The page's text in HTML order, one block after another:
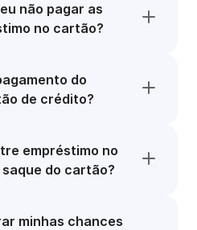
não pagar as
no cartão?
do
de crédito?
empréstimo no
do cartão?
minhas chances